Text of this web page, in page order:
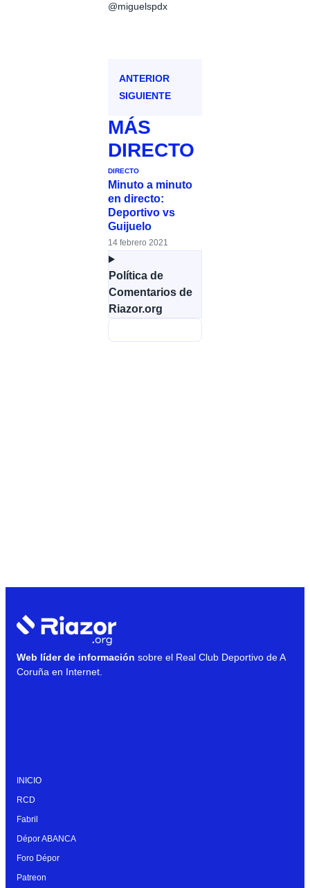
@miguelspdx
ANTERIOR
SIGUIENTE
MÁS
DIRECTO
DIRECTO
Minuto a minuto
en directo:
Deportivo vs
Guijuelo
14 febrero 2021
Política de
Comentarios de
Riazor.org
Web líder de información sobre el Real Club Deportivo de A
Coruña en Internet.
INICIO
RCD
Fabril
Dépor ABANCA
Foro Dépor
Patreon